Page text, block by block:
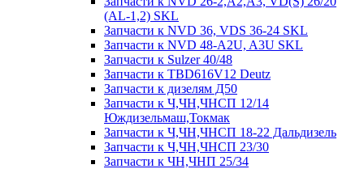
(AL-1,2) SKL
Запчасти к NVD 36, VDS 36-24 SKL
Запчасти к NVD 48-A2U, A3U SKL
Запчасти к Sulzer 40/48
Запчасти к TBD616V12 Deutz
Запчасти к дизелям Д50
Запчасти к Ч,ЧН,ЧНСП 12/14
Юждизельмаш,Токмак
Запчасти к Ч,ЧН,ЧНСП 18-22 Дальдизель
Запчасти к Ч,ЧН,ЧНСП 23/30
Запчасти к ЧН,ЧНП 25/34